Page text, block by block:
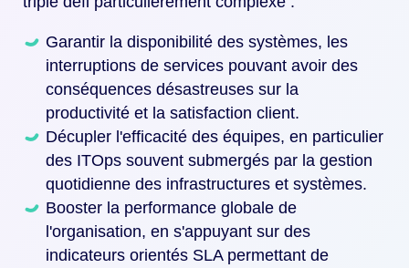
Garantir la disponibilité des systèmes, les
interruptions de services pouvant avoir des
conséquences désastreuses sur la
productivité et la satisfaction client.
Décupler l'efficacité des équipes, en particulier
des ITOps souvent submergés par la gestion
quotidienne des infrastructures et systèmes.
Booster la performance globale de
l'organisation, en s'appuyant sur des
indicateurs orientés SLA permettant de